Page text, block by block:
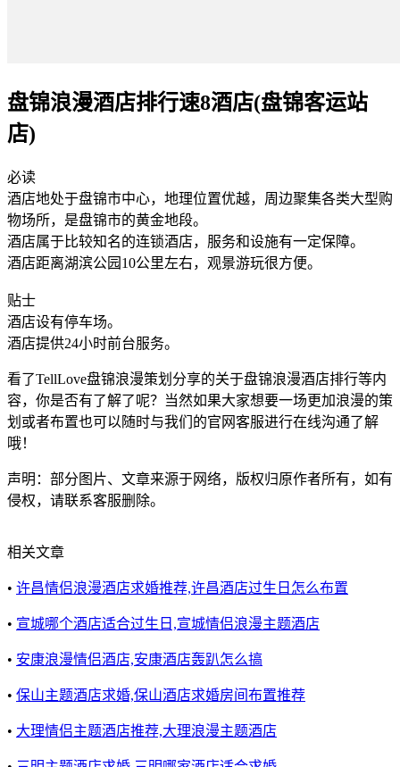
盘锦浪漫酒店排行速8酒店(盘锦客运站
店)
必读
酒店地处于盘锦市中心，地理位置优越，周边聚集各类大型购
物场所，是盘锦市的黄金地段。
酒店属于比较知名的连锁酒店，服务和设施有一定保障。
酒店距离湖滨公园10公里左右，观景游玩很方便。
贴士
酒店设有停车场。
酒店提供24小时前台服务。
看了TellLove盘锦浪漫策划分享的关于盘锦浪漫酒店排行等内
容，你是否有了解了呢？当然如果大家想要一场更加浪漫的策
划或者布置也可以随时与我们的官网客服进行在线沟通了解
哦！
声明：部分图片、文章来源于网络，版权归原作者所有，如有
侵权，请联系客服删除。
相关文章
• 许昌情侣浪漫酒店求婚推荐,许昌酒店过生日怎么布置
• 宣城哪个酒店适合过生日,宣城情侣浪漫主题酒店
• 安康浪漫情侣酒店,安康酒店轰趴怎么搞
• 保山主题酒店求婚,保山酒店求婚房间布置推荐
• 大理情侣主题酒店推荐,大理浪漫主题酒店